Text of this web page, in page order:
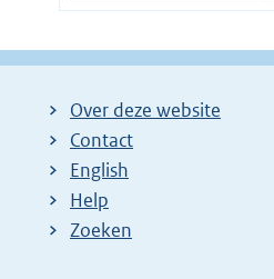
Over deze website
Contact
English
Help
Zoeken